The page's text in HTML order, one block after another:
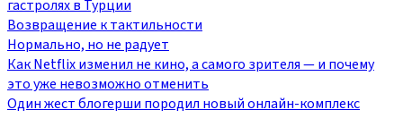
гастролях в Турции
Возвращение к тактильности
Нормально, но не радует
Как Netflix изменил не кино, а самого зрителя — и почему
это уже невозможно отменить
Один жест блогерши породил новый онлайн‑комплекс